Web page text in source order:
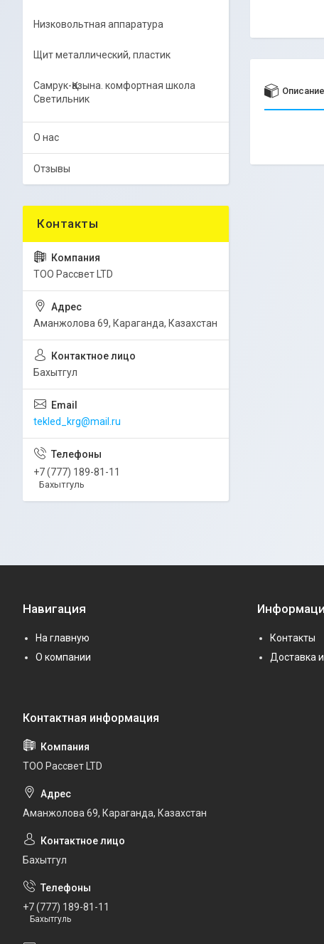
Описание
Низковольтная аппаратура
Щит металлический, пластик
Самрук-Қазына. комфортная школа
Светильник
О нас
Отзывы
ТОО Рассвет LTD
Аманжолова 69, Караганда, Казахстан
Бахытгул
tekled_krg@mail.ru
+7 (777) 189-81-11
Бахытгуль
Навигация
На главную
О компании
Контакты
Доставка
ТОО Рассвет LTD
Аманжолова 69, Караганда, Казахстан
Бахытгул
+7 (777) 189-81-11
Бахытгуль